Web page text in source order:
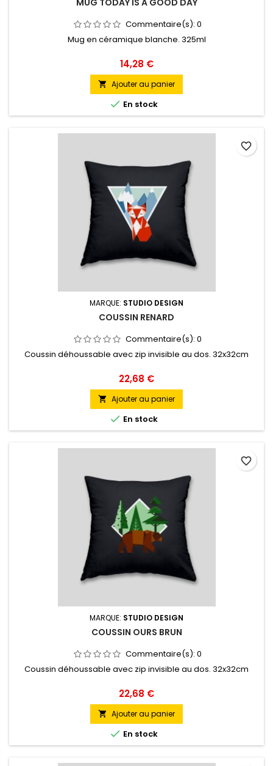
MUG TODAY IS A GOOD DAY
Commentaire(s): 0
Mug en céramique blanche. 325ml
Prix
14,28 €
 Ajouter au panier
 En stock
MARQUE: STUDIO DESIGN
COUSSIN RENARD
Commentaire(s): 0
Coussin déhoussable avec zip invisible au dos. 32x32cm
Prix
22,68 €
 Ajouter au panier
 En stock
favorite_border
MARQUE: STUDIO DESIGN
COUSSIN OURS BRUN
Commentaire(s): 0
Coussin déhoussable avec zip invisible au dos. 32x32cm
Prix
22,68 €
 Ajouter au panier
 En stock
favorite_border